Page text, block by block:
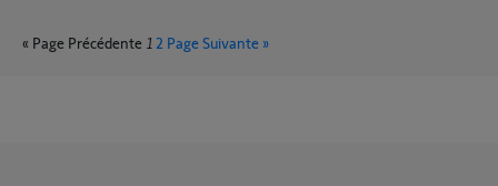
« Page Précédente 1 2 Page Suivante »